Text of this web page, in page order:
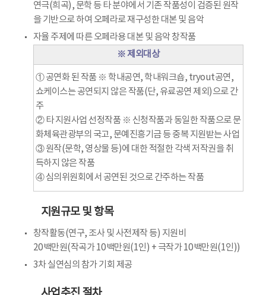
연극(희곡), 문학 등 타 분야에서 기존 작품성이 검증된 원작
을 기반으로 하여 오페라로 재구성한 대본 및 음악
자율 주제에 따른 오페라용 대본 및 음악 창작품
※ 제외대상
① 공연화 된 작품 ※ 학내공연, 학내워크숍, tryout공연,
쇼케이스는 공연되지 않은 작품(단, 유료공연 제외)으로 간
주
② 타 지원사업 선정작품 ※ 신청작품과 동일한 작품으로 문
화체육관광부의 국고, 문예진흥기금 등 중복 지원받는 사업
③ 원작(문학, 영상물 등)에 대한 적절한 각색 저작권을 취
득하지 않은 작품
④ 심의위원회에서 공연된 것으로 간주하는 작품
지원규모 및 항목
창작활동(연구, 조사 및 사전제작 등) 지원비
20백만원(작곡가 10백만원(1인) + 극작가 10백만원(1인))
3차 실연심의 참가 기회 제공